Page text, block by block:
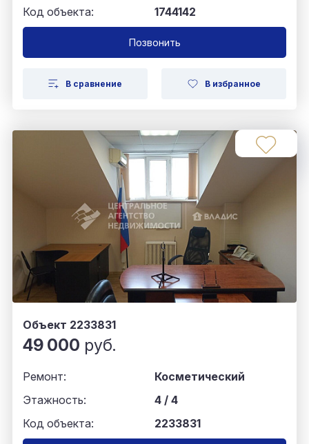
Код объекта:
1744142
Позвонить
В сравнение В избранное
Объект 2233831
49 000 руб.
Ремонт:
Косметический
Этажность:
4 / 4
Код объекта:
2233831